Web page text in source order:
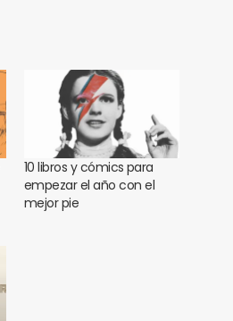
10 libros y cómics para
empezar el año con el
mejor pie